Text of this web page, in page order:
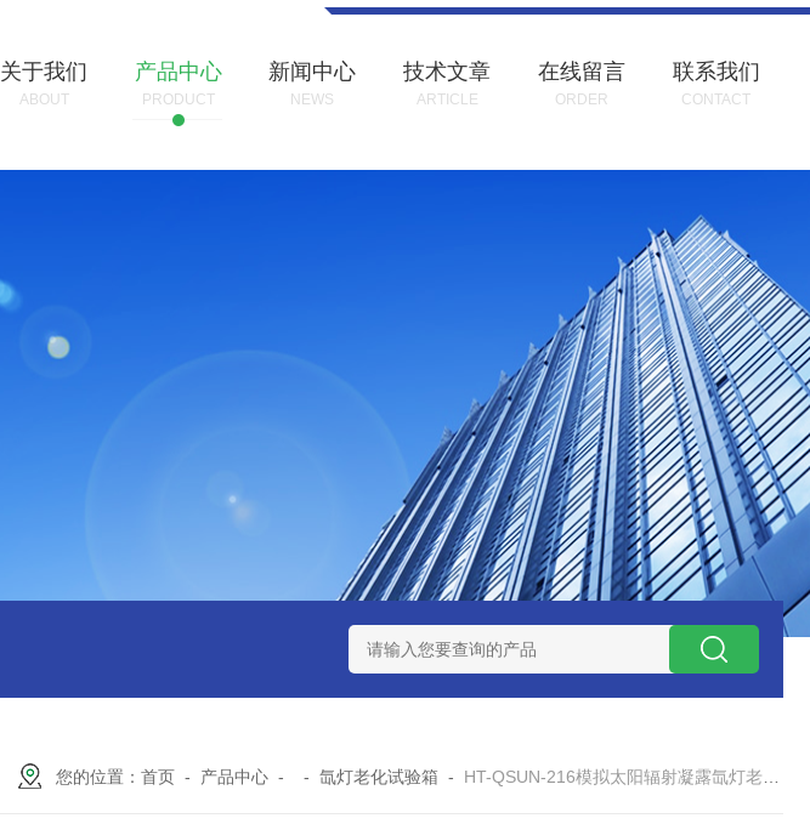
关于我们
ABOUT
产品中心
PRODUCT
新闻中心
NEWS
技术文章
ARTICLE
在线留言
ORDER
联系我们
CONTACT
SH-160广皓天新国标温湿度盐雾试验箱保养维修 SMD-210PF-
您的位置：首页 - 产品中心 - -氙灯老化试验箱 - HT-QSUN-216模拟太阳辐射凝露氙灯老化试验箱